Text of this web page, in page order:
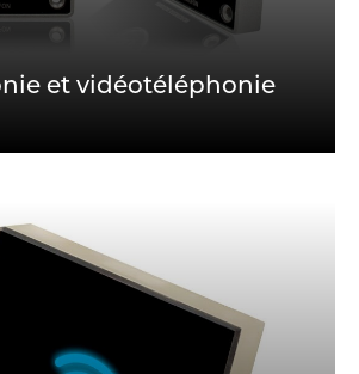
et vidéotéléphonie